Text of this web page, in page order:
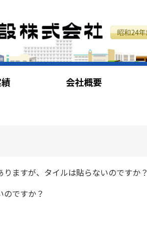
会社概要
ますが、タイルは貼らないのですか？
ですか？